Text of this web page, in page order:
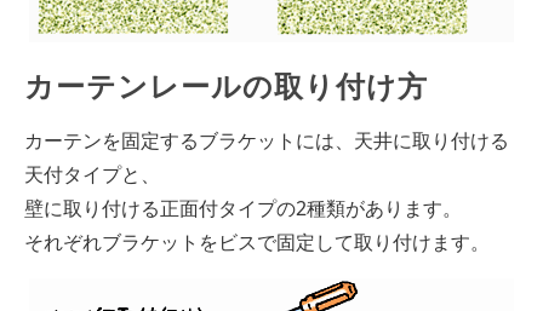
カーテンレールの取り付け方
カーテンを固定するブラケットには、天井に取り付ける
天付タイプと、
壁に取り付ける正面付タイプの2種類があります。
それぞれブラケットをビスで固定して取り付けます。